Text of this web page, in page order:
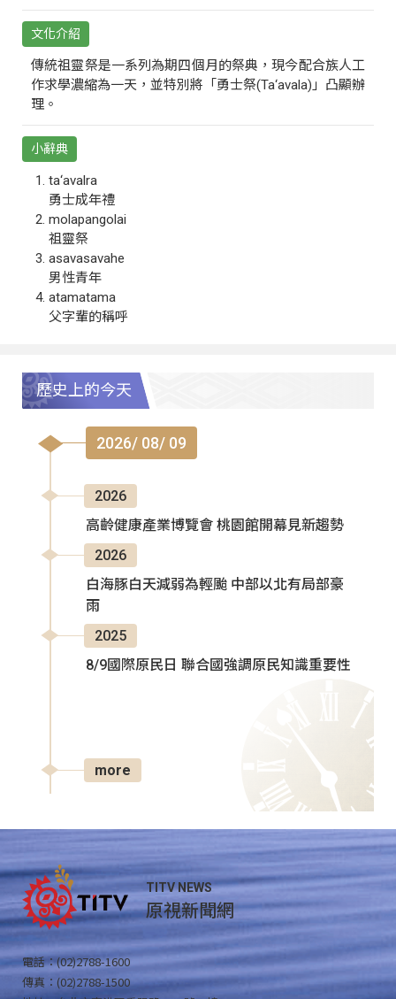
文化介紹
傳統祖靈祭是一系列為期四個月的祭典，現今配合族人工
作求學濃縮為一天，並特別將「勇士祭(Ta‘avala)」凸顯辦
理。
小辭典
ta‘avalra
勇士成年禮
molapangolai
祖靈祭
asavasavahe
男性青年
atamatama
父字輩的稱呼
歷史上的今天
2026/ 08/ 09
2026
高齡健康產業博覽會 桃園館開幕見新趨勢
2026
白海豚白天減弱為輕颱 中部以北有局部豪
雨
2025
8/9國際原民日 聯合國強調原民知識重要性
more
TITV NEWS
原視新聞網
電話：(02)2788-1600
傳真：(02)2788-1500